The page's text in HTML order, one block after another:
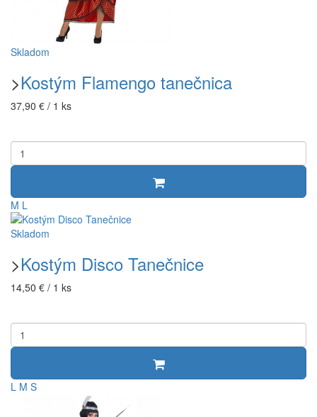
Skladom
>Kostým Flamengo tanečnica
37,90 € / 1 ks
M L
Skladom
>Kostým Disco Tanečnice
14,50 € / 1 ks
L M S